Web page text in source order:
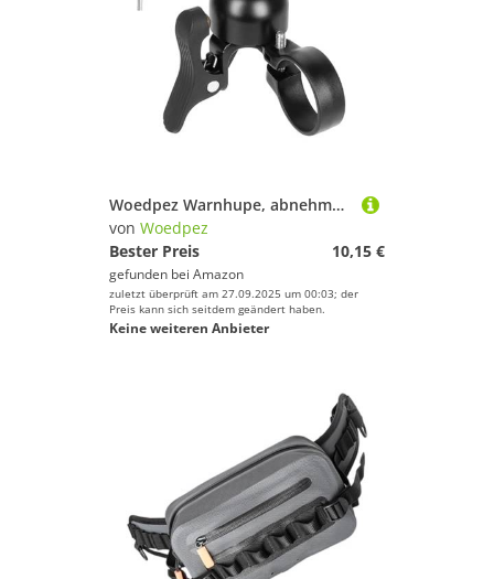
Spaß und Erfolg beim Sportausrüstung!
Fitnesszubehör von Woedpez
Zelte von Woedpez
Handschuhe von Woedpez
Schläger & Stöcke von Woedpez
Wintersportausrüstung von Woedpez
Woedpez Warnhupe, abnehmbare laute Fahrradhupe, schnelle Installation, Fahrradklingeln für Outdoor, Campus, Community, Radfahren, ergonomische Fahrradklingeln
von Woedpez
Bester Preis
10,15 €
gefunden bei Amazon
zuletzt überprüft am 27.09.2025 um 00:03; der
Preis kann sich seitdem geändert haben.
Keine weiteren Anbieter